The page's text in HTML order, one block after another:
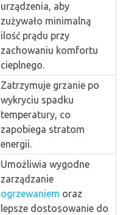
urządzenia, aby
zużywało minimalną
ilość prądu przy
zachowaniu komfortu
cieplnego.
Zatrzymuje grzanie po
wykryciu spadku
temperatury, co
zapobiega stratom
energii.
Umożliwia wygodne
zarządzanie
ogrzewaniem oraz
lepsze dostosowanie do